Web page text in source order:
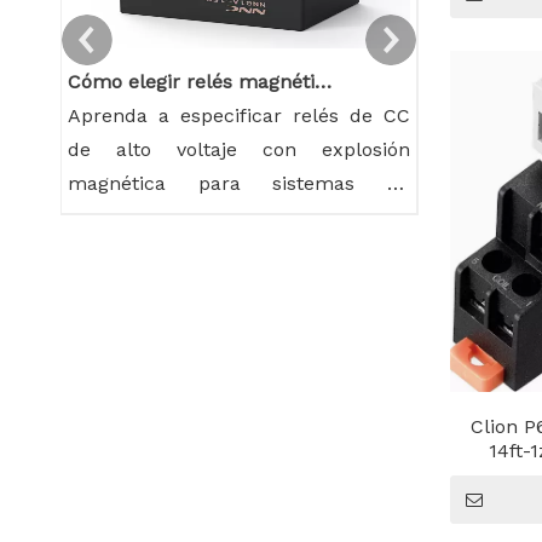
Cómo elegir relés magnéticos de alto voltaje para almacenamiento de energía
Aprenda a especificar relés de CC
de alto voltaje con explosión
magnética para sistemas de
Los bienes
control
hoy en
térmicos
siguen
transición
sólido
relés de
una vida útil
Clion
14ft-